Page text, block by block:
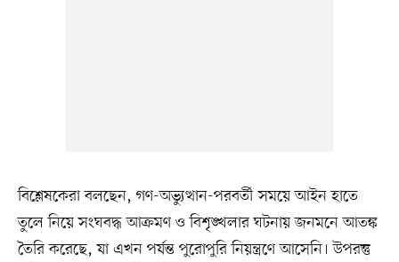
বিশ্লেষকেরা বলছেন, গণ-অভ্যুত্থান-পরবর্তী সময়ে আইন হাতে
তুলে নিয়ে সংঘবদ্ধ আক্রমণ ও বিশৃঙ্খলার ঘটনায় জনমনে আতঙ্ক
তৈরি করেছে, যা এখন পর্যন্ত পুরোপুরি নিয়ন্ত্রণে আসেনি। উপরন্তু